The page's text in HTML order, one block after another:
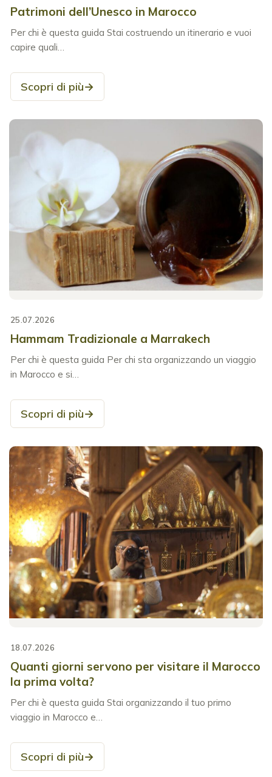
Patrimoni dell’Unesco in Marocco
Per chi è questa guida Stai costruendo un itinerario e vuoi
capire quali…
Scopri di più→
25.07.2026
Hammam Tradizionale a Marrakech
Per chi è questa guida Per chi sta organizzando un viaggio
in Marocco e si…
Scopri di più→
18.07.2026
Quanti giorni servono per visitare il Marocco
la prima volta?
Per chi è questa guida Stai organizzando il tuo primo
viaggio in Marocco e…
Scopri di più→